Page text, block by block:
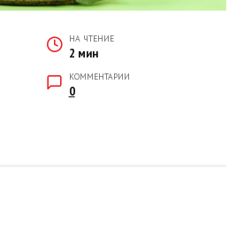
НА ЧТЕНИЕ
2 мин
КОММЕНТАРИИ
0